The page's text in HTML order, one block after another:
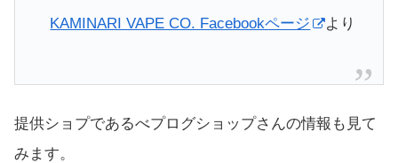
KAMINARI VAPE CO. Facebookページ より
提供ショプであるべプログショップさんの情報も見て
みます。